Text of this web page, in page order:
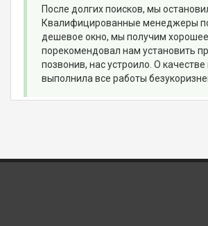
После долгих поисков, мы
Квалифицированные менеджеры
дешевое окно, мы получим
порекомендовал нам установить
позвонив, нас устроило. О
выполнила все работы